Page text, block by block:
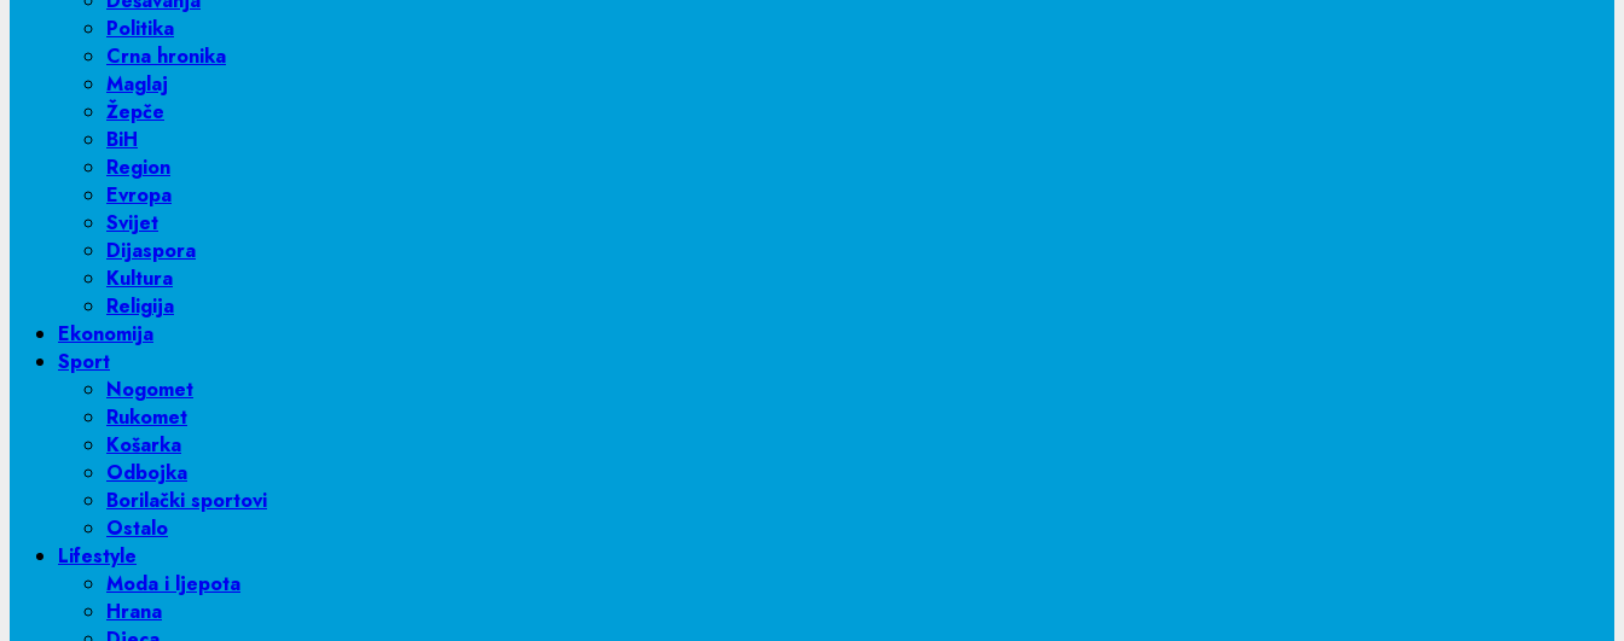
Politika
Crna hronika
Maglaj
Žepče
BiH
Region
Evropa
Svijet
Dijaspora
Kultura
Religija
Ekonomija
Sport
Nogomet
Rukomet
Košarka
Odbojka
Borilački sportovi
Ostalo
Lifestyle
Moda i ljepota
Hrana